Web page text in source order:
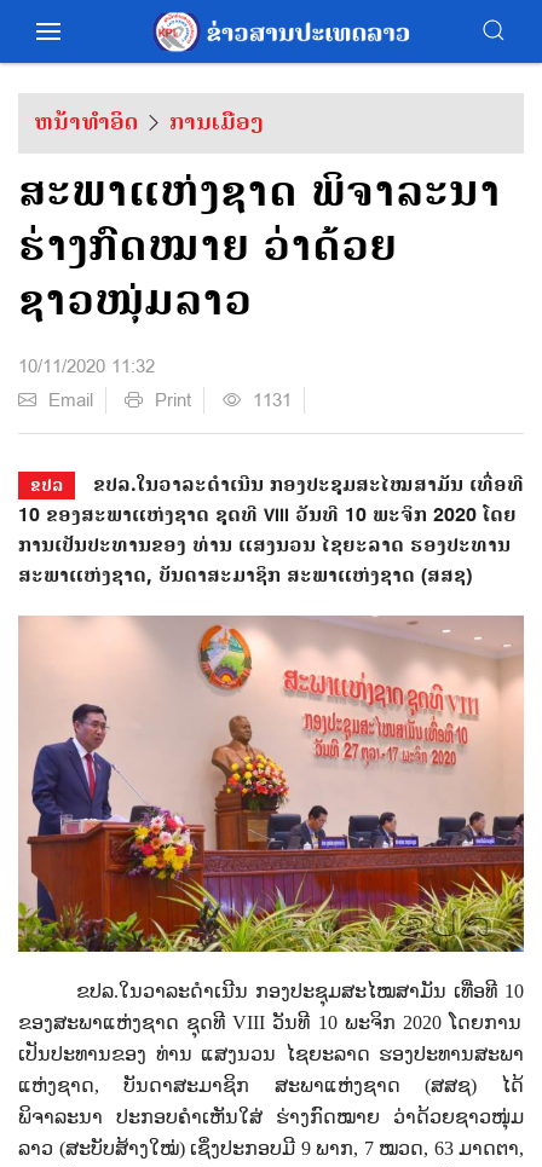
ຫນ້າທຳອິດ ການເມືອງ
ສະພາແຫ່ງຊາດ ພິຈາລະນາ
ຮ່າງກົດໝາຍ ວ່າດ້ວຍ
ຊາວໜຸ່ມລາວ
10/11/2020 11:32
Email
Print 1131
ຂປລ
ຂປລ.ໃນວາລະດຳເນີນ ກອງປະຊຸມສະໄໝສາມັນ ເທື່ອທີ
10 ຂອງສະພາແຫ່ງຊາດ ຊຸດທີ VIII ວັນທີ 10 ພະຈິກ 2020 ໂດຍ
ການເປັນປະທານຂອງ ທ່ານ ແສງນວນ ໄຊຍະລາດ ຮອງປະທານ
ສະພາແຫ່ງຊາດ, ບັນດາສະມາຊິກ ສະພາແຫ່ງຊາດ (ສສຊ)
ຂປລ.ໃນວາລະດຳເນີນ ກອງປະຊຸມສະໄໝສາມັນ ເທື່ອທີ 10
ຂອງສະພາແຫ່ງຊາດ ຊຸດທີVIII ວັນທີ 10ພະຈິກ 2020ໂດຍການ
ເປັນປະທານຂອງ ທ່ານ ແສງນວນ ໄຊຍະລາດ ຮອງປະທານສະພາ
ແຫ່ງຊາດ,ບັນດາສະມາຊິກ ສະພາແຫ່ງຊາດ (ສສຊ) ໄດ້
ພິຈາລະນາ ປະກອບຄຳເຫັນໃສ່ ຮ່າງກົດໝາຍ ວ່າດ້ວຍຊາວໜຸ່ມ
ລາວ (ສະບັບສ້າງໃໝ່) ເຊິ່ງປະກອບມີ 9ພາກ, 7ໝວດ, 63ມາດຕາ,